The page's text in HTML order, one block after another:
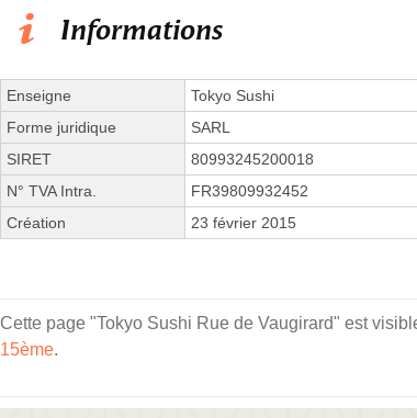
Informations
Enseigne
Tokyo Sushi
Forme juridique
SARL
SIRET
80993245200018
N° TVA Intra.
FR39809932452
Création
23 février 2015
Cette page "Tokyo Sushi Rue de Vaugirard" est
15ème.